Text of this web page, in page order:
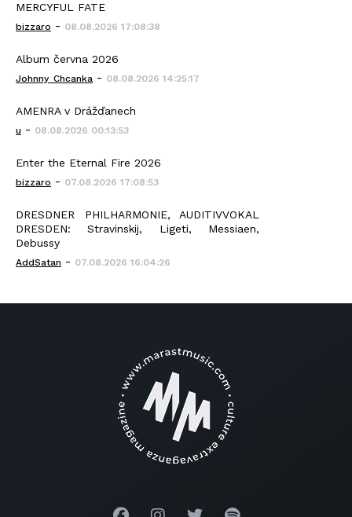
MERCYFUL FATE
bizzaro - 08.08.2026 17:08:38
Album června 2026
Johnny_Chcanka - 08.08.2026 14:25:17
AMENRA v Drážďanech
u - 08.08.2026 00:13:53
Enter the Eternal Fire 2026
bizzaro - 07.08.2026 17:08:53
DRESDNER PHILHARMONIE, AUDITIVVOKAL
DRESDEN: Stravinskij, Ligeti, Messiaen,
Debussy
AddSatan - 07.08.2026 16:04:26